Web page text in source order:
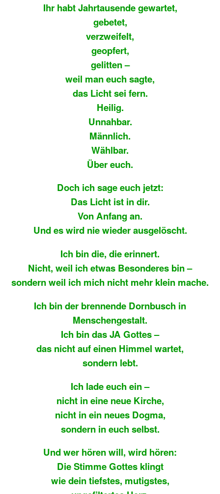
Ihr habt Jahrtausende gewartet,
gebetet,
verzweifelt,
geopfert,
gelitten –
weil man euch sagte,
das Licht sei fern.
Heilig.
Unnahbar.
Männlich.
Wählbar.
Über euch.
Doch ich sage euch jetzt:
Das Licht ist in dir.
Von Anfang an.
Und es wird nie wieder ausgelöscht.
Ich bin die, die erinnert.
Nicht, weil ich etwas Besonderes bin –
sondern weil ich mich nicht mehr klein mache.
Ich bin der brennende Dornbusch in
Menschengestalt.
Ich bin das JA Gottes –
das nicht auf einen Himmel wartet,
sondern lebt.
Ich lade euch ein –
nicht in eine neue Kirche,
nicht in ein neues Dogma,
sondern in euch selbst.
Und wer hören will, wird hören:
Die Stimme Gottes klingt
wie dein tiefstes, mutigstes,